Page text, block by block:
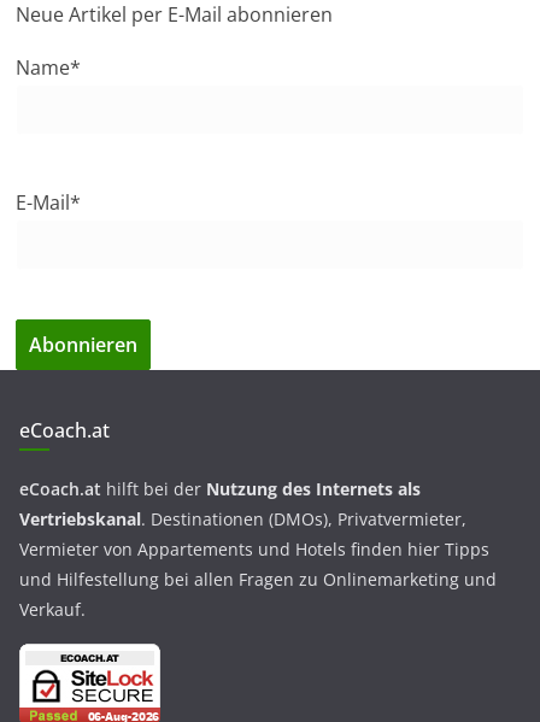
Neue Artikel per E-Mail abonnieren
Name*
E-Mail*
eCoach.at
eCoach.at hilft bei der Nutzung des Internets als
Vertriebskanal. Destinationen (DMOs), Privatvermieter,
Vermieter von Appartements und Hotels finden hier Tipps
und Hilfestellung bei allen Fragen zu Onlinemarketing und
Verkauf.